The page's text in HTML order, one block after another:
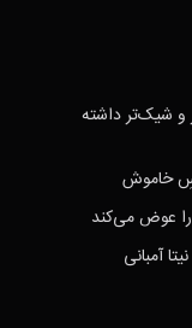
و شیک‌تر داشته
خاموش
عوض می‌کند